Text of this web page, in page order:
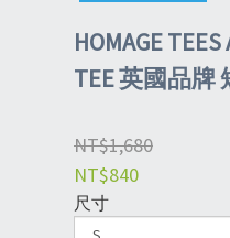
HOMAGE
TEE 英國品牌
NT$1,680
NT$840
尺寸